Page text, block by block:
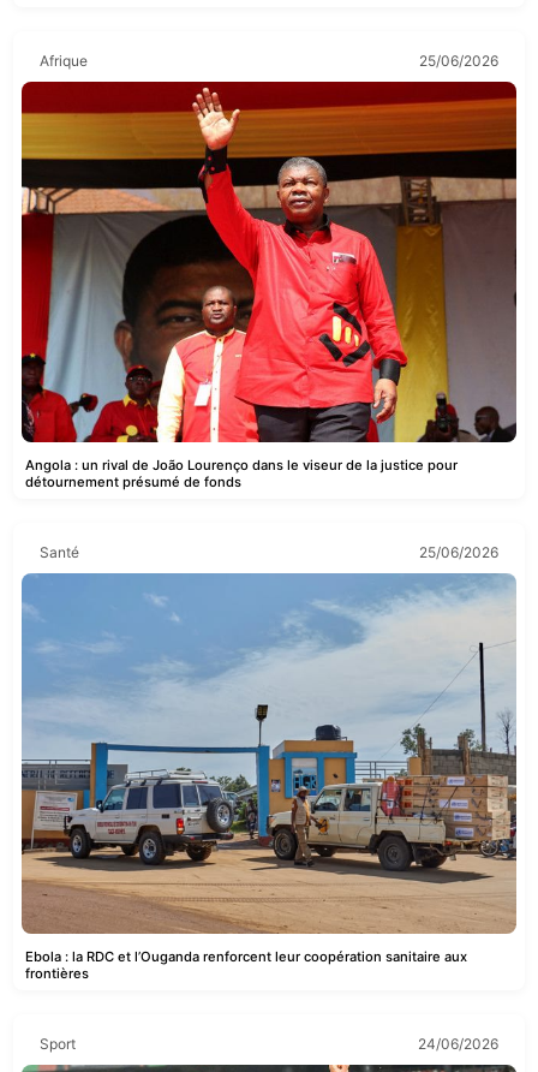
Afrique 25/06/2026
Angola : un rival de João Lourenço dans le viseur de la justice pour
détournement présumé de fonds
Santé 25/06/2026
Ebola : la RDC et l’Ouganda renforcent leur coopération sanitaire aux
frontières
Sport 24/06/2026